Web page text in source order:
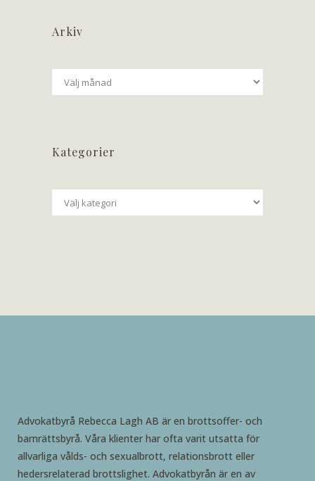
Arkiv
Arkiv
Kategorier
Kategorier
Advokatbyrå Rebecca Lagh AB är en brottsoffer- och
barnrättsbyrå. Våra klienter har ofta varit utsatta för
allvarliga vålds- och sexualbrott, relationsbrott eller
hedersrelaterad brottslighet. Advokatbyrån är en av